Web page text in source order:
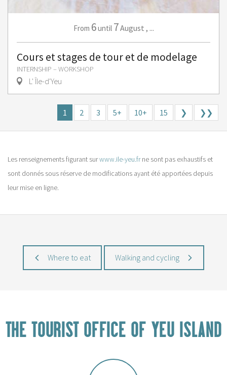
From 6until 7August , ...
Cours et stages de tour et de modelage
INTERNSHIP – WORKSHOP
L' Île-d'Yeu
1 2 3 5+ 10+ 15 ❯ ❯❯
Les renseignements figurant surwww.ile-yeu.frne sont pas exhaustifs et
sont donnés sous réserve de modifications ayant été apportées depuis
leur mise en ligne.
Where to eat Walking and cycling
THE TOURIST OFFICE OF YEU ISLAND